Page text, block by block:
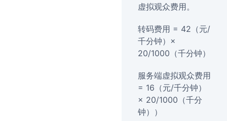
虚拟观众费用。
转码费用 = 42（元/
千分钟）×
20/1000（千分钟）
服务端虚拟观众费用
= 16（元/千分钟）
× 20/1000（千分
钟））